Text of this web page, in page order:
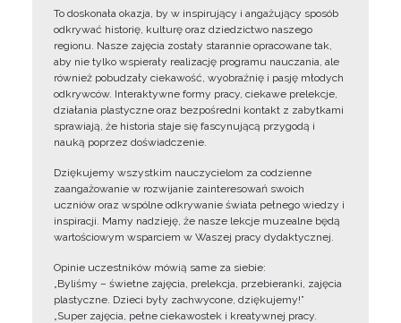
To doskonała okazja, by w inspirujący i angażujący sposób
odkrywać historię, kulturę oraz dziedzictwo naszego
regionu. Nasze zajęcia zostały starannie opracowane tak,
aby nie tylko wspierały realizację programu nauczania, ale
również pobudzały ciekawość, wyobraźnię i pasję młodych
odkrywców. Interaktywne formy pracy, ciekawe prelekcje,
działania plastyczne oraz bezpośredni kontakt z zabytkami
sprawiają, że historia staje się fascynującą przygodą i
nauką poprzez doświadczenie.
Dziękujemy wszystkim nauczycielom za codzienne
zaangażowanie w rozwijanie zainteresowań swoich
uczniów oraz wspólne odkrywanie świata pełnego wiedzy i
inspiracji. Mamy nadzieję, że nasze lekcje muzealne będą
wartościowym wsparciem w Waszej pracy dydaktycznej.
Opinie uczestników mówią same za siebie:
„Byliśmy – świetne zajęcia, prelekcja, przebieranki, zajęcia
plastyczne. Dzieci były zachwycone, dziękujemy!”
„Super zajęcia, pełne ciekawostek i kreatywnej pracy.